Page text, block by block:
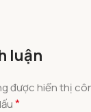
luận
được hiển thị
*